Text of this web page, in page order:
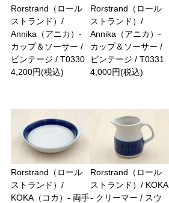
Rorstrand（ロール
ストランド）/
Annika（アニカ）-
カップ＆ソーサー /
ビンテージ / T0330
4,200円(税込)
Rorstrand（ロール
ストランド）/
Annika（アニカ）-
カップ＆ソーサー /
ビンテージ / T0331
4,000円(税込)
Rorstrand（ロール
ストランド）/
KOKA（コカ）- 両手
Rorstrand（ロール
ストランド）/ KOKA
- クリーマー / スウ